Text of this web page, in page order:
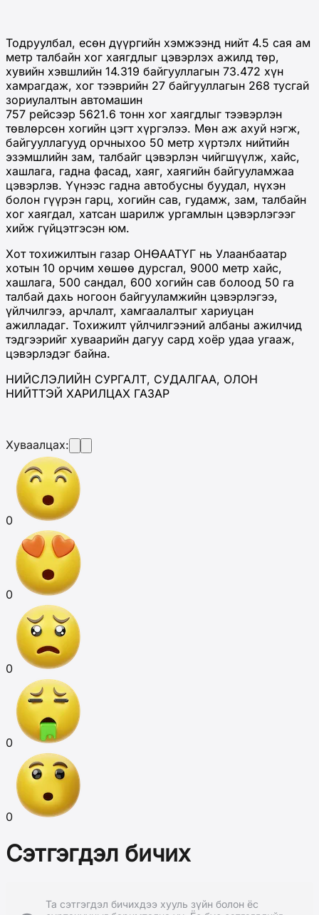
Тодруулбал, есөн дүүргийн хэмжээнд нийт 4.5 сая ам
метр талбайн хог хаягдлыг цэвэрлэх ажилд төр,
хувийн хэвшлийн 14.319 байгууллагын 73.472 хүн
хамрагдаж, хог тээврийн 27 байгууллагын 268 тусгай
зориулалтын автомашин
757 рейсээр 5621.6 тонн хог хаягдлыг тээвэрлэн
төвлөрсөн хогийн цэгт хүргэлээ. Мөн аж ахуй нэгж,
байгууллагууд орчныхоо 50 метр хүртэлх нийтийн
эзэмшлийн зам, талбайг цэвэрлэн чийгшүүлж, хайс,
хашлага, гадна фасад, хаяг, хаягийн байгууламжаа
цэвэрлэв. Үүнээс гадна автобусны буудал, нүхэн
болон гүүрэн гарц, хогийн сав, гудамж, зам, талбайн
хог хаягдал, хатсан шарилж ургамлын цэвэрлэгээг
хийж гүйцэтгэсэн юм.
Хот тохижилтын газар ОНӨААТҮГ нь Улаанбаатар
хотын 10 орчим хөшөө дурсгал, 9000 метр хайс,
хашлага, 500 сандал, 600 хогийн сав болоод 50 га
талбай дахь ногоон байгууламжийн цэвэрлэгээ,
үйлчилгээ, арчлалт, хамгаалалтыг хариуцан
ажилладаг. Тохижилт үйлчилгээний албаны ажилчид
тэдгээрийг хуваарийн дагуу сард хоёр удаа угааж,
цэвэрлэдэг байна.
НИЙСЛЭЛИЙН СУРГАЛТ, СУДАЛГАА, ОЛОН
НИЙТТЭЙ ХАРИЛЦАХ ГАЗАР
Хуваалцах:
0
0
0
0
0
Сэтгэгдэл бичих
Та сэтгэгдэл бичихдээ хууль зүйн болон ёс